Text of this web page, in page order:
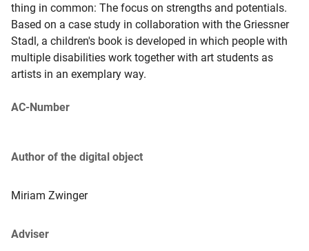
thing in common: The focus on strengths and potentials.
Based on a case study in collaboration with the Griessner
Stadl, a children's book is developed in which people with
multiple disabilities work together with art students as
artists in an exemplary way.
AC-Number
Author of the digital object
Miriam Zwinger
Adviser